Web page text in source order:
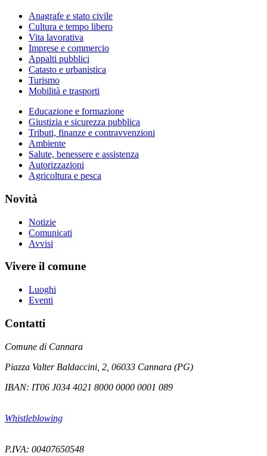
Anagrafe e stato civile
Cultura e tempo libero
Vita lavorativa
Imprese e commercio
Appalti pubblici
Catasto e urbanistica
Turismo
Mobilità e trasporti
Educazione e formazione
Giustizia e sicurezza pubblica
Tributi, finanze e contravvenzioni
Ambiente
Salute, benessere e assistenza
Autorizzazioni
Agricoltura e pesca
Novità
Notizie
Comunicati
Avvisi
Vivere il comune
Luoghi
Eventi
Contatti
Comune di Cannara
Piazza Valter Baldaccini, 2, 06033 Cannara (PG)
IBAN: IT06 J034 4021 8000 0000 0001 089
Whistleblowing
P.IVA: 00407650548